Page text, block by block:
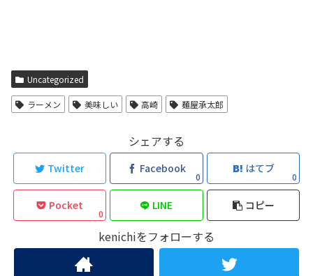
Uncategorized
ラーメン 美味しい 高崎 麺屋承太郎
シェアする
Twitter Facebook
0
はてブ
0
Pocket
0
LINE コピー
kenichiをフォローする